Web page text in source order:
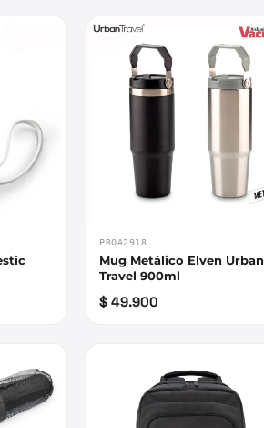
PROA2918
Mug Metálico Elven Urban
Travel 900ml
$ 49.900